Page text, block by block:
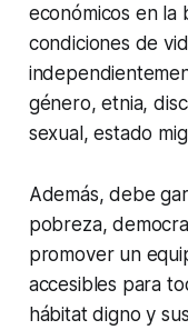
económicos en la
condiciones de
género, etnia,
sexual, estado
Además, debe
pobreza,
promover un
accesibles para
hábitat digno y